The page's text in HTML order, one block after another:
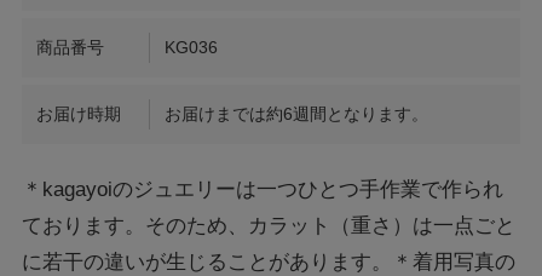
商品番号 KG036
お届け時期 お届けまでは約6週間となります。
＊kagayoiのジュエリーは一つひとつ手作業で作られ
ております。そのため、カラット（重さ）は一点ごと
に若干の違いが生じることがあります。＊着用写真の